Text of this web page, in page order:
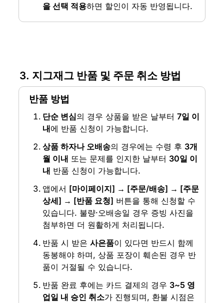
을 선택 적용하면 할인이 자동 반영됩니다.
3. 지그재그 반품 및 주문 취소 방법
반품 방법
단순 변심의 경우 상품을 받은 날부터 7일 이
내에 반품 신청이 가능합니다.
상품 하자나 오배송의 경우에는 수령 후 3개
월 이내 또는 문제를 인지한 날부터 30일 이
내 반품 신청이 가능합니다.
앱에서 [마이페이지] → [주문/배송] → [주문
상세] → [반품 요청] 버튼을 통해 신청할 수
있습니다. 불량·오배송일 경우 증빙 사진을
첨부하면 더 원활하게 처리됩니다.
반품 시 받은 사은품이 있다면 반드시 함께
동봉해야 하며, 상품 포장이 훼손된 경우 반
품이 거절될 수 있습니다.
반품 완료 후에는 카드 결제의 경우 3~5 영
업일 내 승인 취소가 진행되며, 환불 시점은